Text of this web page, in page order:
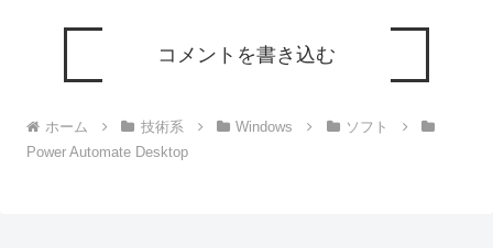
コメントを書き込む
ホーム 技術系 Windows
ソフト
Power Automate Desktop